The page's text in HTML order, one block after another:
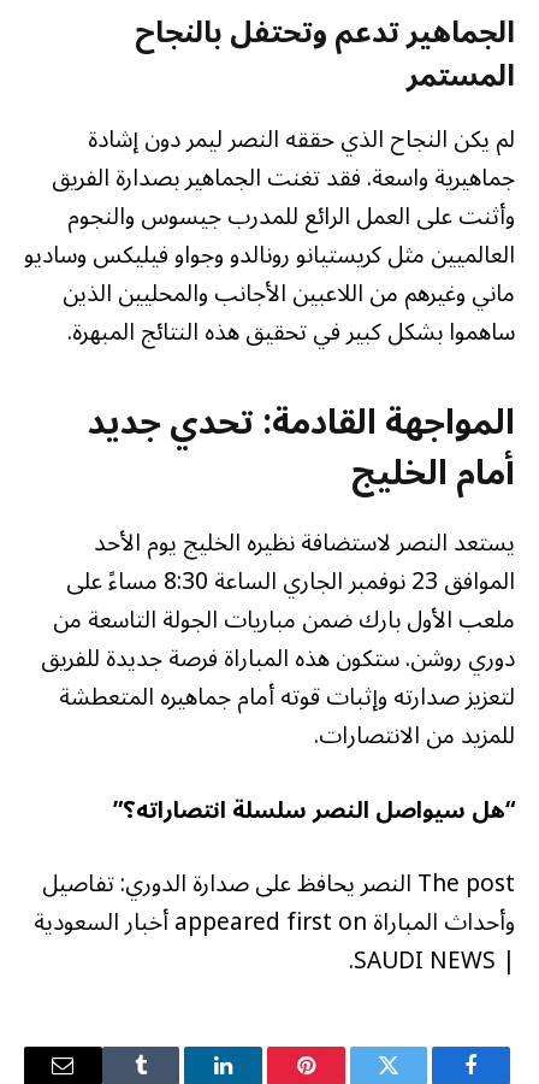
الجماهير تدعم وتحتفل بالنجاح
المستمر
لم يكن النجاح الذي حققه النصر ليمر دون إشادة
جماهيرية واسعة. فقد تغنت الجماهير بصدارة الفريق
وأثنت على العمل الرائع للمدرب جيسوس والنجوم
العالميين مثل كريستيانو رونالدو وجواو فيليكس وساديو
ماني وغيرهم من اللاعبين الأجانب والمحليين الذين
ساهموا بشكل كبير في تحقيق هذه النتائج المبهرة.
المواجهة القادمة: تحدي جديد
أمام الخليج
يستعد النصر لاستضافة نظيره الخليج يوم الأحد
الموافق 23 نوفمبر الجاري الساعة 8:30 مساءً على
ملعب الأول بارك ضمن مباريات الجولة التاسعة من
دوري روشن. ستكون هذه المباراة فرصة جديدة للفريق
لتعزيز صدارته وإثبات قوته أمام جماهيره المتعطشة
للمزيد من الانتصارات.
“هل سيواصل النصر سلسلة انتصاراته؟”
The post النصر يحافظ على صدارة الدوري: تفاصيل
وأحداث المباراة appeared first on أخبار السعودية
| SAUDI NEWS.